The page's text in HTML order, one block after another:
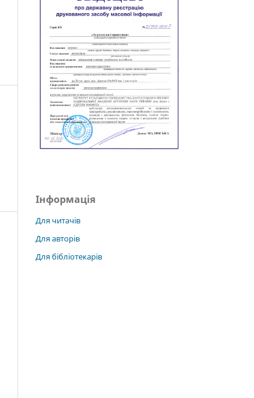
Інформація
Для читачів
Для авторів
Для бібліотекарів